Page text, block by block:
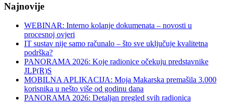
Najnovije
WEBINAR: Interno kolanje dokumenata – novosti u
procesnoj ovjeri
IT sustav nije samo računalo – što sve uključuje kvalitetna
podrška?
PANORAMA 2026: Koje radionice očekuju predstavnike
JLP(R)S
MOBILNA APLIKACIJA: Moja Makarska premašila 3.000
korisnika u nešto više od godinu dana
PANORAMA 2026: Detaljan pregled svih radionica